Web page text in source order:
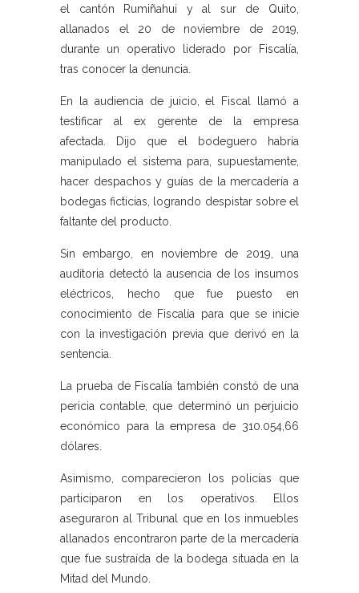
el cantón Rumiñahui y al sur de Quito,
allanados el 20 de noviembre de 2019,
durante un operativo liderado por Fiscalía,
tras conocer la denuncia.
En la audiencia de juicio, el Fiscal llamó a
testificar al ex gerente de la empresa
afectada. Dijo que el bodeguero habría
manipulado el sistema para, supuestamente,
hacer despachos y guías de la mercadería a
bodegas ficticias, logrando despistar sobre el
faltante del producto.
Sin embargo, en noviembre de 2019, una
auditoria detectó la ausencia de los insumos
eléctricos, hecho que fue puesto en
conocimiento de Fiscalía para que se inicie
con la investigación previa que derivó en la
sentencia.
La prueba de Fiscalía también constó de una
pericia contable, que determinó un perjuicio
económico para la empresa de 310.054,66
dólares.
Asimismo, comparecieron los policías que
participaron en los operativos. Ellos
aseguraron al Tribunal que en los inmuebles
allanados encontraron parte de la mercadería
que fue sustraída de la bodega situada en la
Mitad del Mundo.